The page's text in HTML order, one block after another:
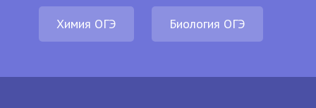
Химия ОГЭ Биология ОГЭ